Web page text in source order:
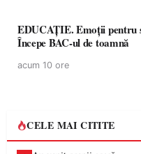
EDUCAȚIE. Emoții pentru
Începe BAC-ul de toamnă
acum 10 ore
CELE MAI CITITE